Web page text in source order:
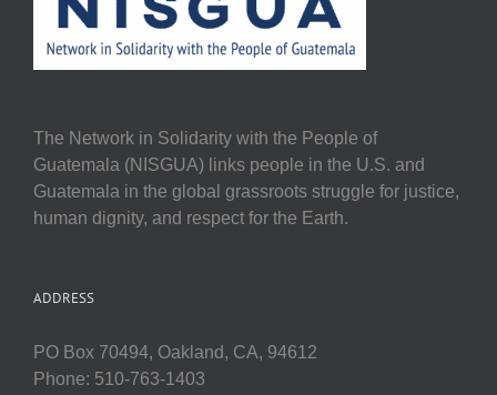
The Network in Solidarity with the People of
Guatemala (NISGUA) links people in the U.S. and
Guatemala in the global grassroots struggle for justice,
human dignity, and respect for the Earth.
ADDRESS
PO Box 70494, Oakland, CA, 94612
Phone: 510-763-1403